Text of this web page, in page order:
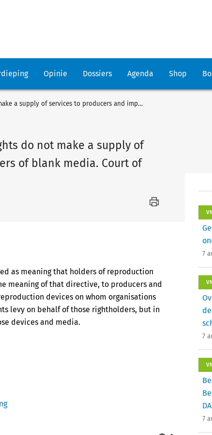
Opinie Dossiers Agenda Shop
SAWP. Holders of reproduction rights do not make a supply of services to producers and importers of blank media. Court of Justice
do not make a supply of
of blank media. Court of
as meaning that holders of reproduction
meaning of that directive, to producers and
devices on whom organisations
levy on behalf of those rightholders, but in
devices and media.
7
7
7